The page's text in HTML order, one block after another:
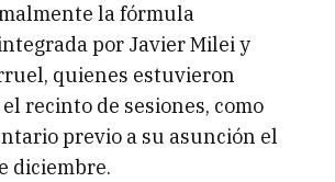
la fórmula
por Javier Milei y
quienes estuvieron
recinto de sesiones, como
previo a su asunción el
diciembre.